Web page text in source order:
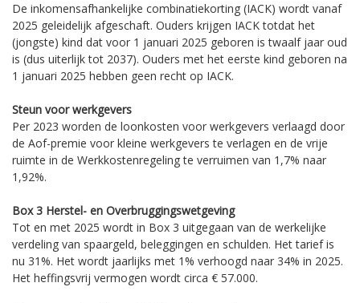
De inkomensafhankelijke combinatiekorting (IACK) wordt vanaf
2025 geleidelijk afgeschaft. Ouders krijgen IACK totdat het
(jongste) kind dat voor 1 januari 2025 geboren is twaalf jaar oud
is (dus uiterlijk tot 2037). Ouders met het eerste kind geboren na
1 januari 2025 hebben geen recht op IACK.
Steun voor werkgevers
Per 2023 worden de loonkosten voor werkgevers verlaagd door
de Aof-premie voor kleine werkgevers te verlagen en de vrije
ruimte in de Werkkostenregeling te verruimen van 1,7% naar
1,92%.
Box 3 Herstel- en Overbruggingswetgeving
Tot en met 2025 wordt in Box 3 uitgegaan van de werkelijke
verdeling van spaargeld, beleggingen en schulden. Het tarief is
nu 31%. Het wordt jaarlijks met 1% verhoogd naar 34% in 2025.
Het heffingsvrij vermogen wordt circa € 57.000.